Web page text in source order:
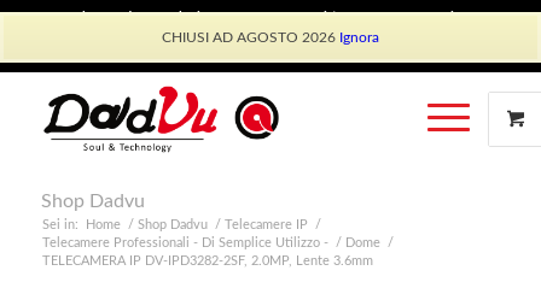
CHIUSI AD AGOSTO 2026 Ignora
Shop Dadvu
Sei in: Home / Shop Dadvu / Telecamere IP
/
Telecamere Professionali - Di Semplice Utilizzo -
/ Dome
/
TELECAMERA IP DV-IPD3282-2SF, 2.0MP, Lente 3.6mm